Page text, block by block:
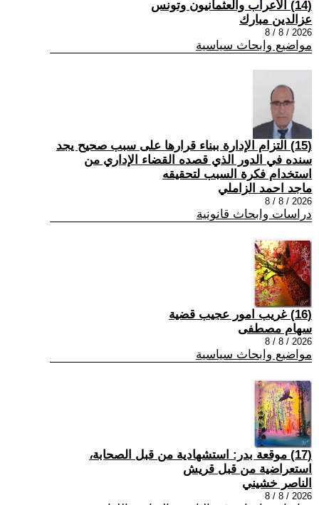
(14) الأعراب والعثمانيون وتونس
عزالدين مبارك
2026 / 8 / 8
مواضيع وابحاث سياسية
(15) التزام الإدارة ببناء قرارها على سبب صحیح یجد
سنده في الدور الذي قصده القضاء الإداري من
استخدام فكرة السبب لتحقیقه
ماجد احمد الزاملي
2026 / 8 / 8
دراسات وابحاث قانونية
(16) غريب امور عجيب قضية
سهام مصطفى
2026 / 8 / 8
مواضيع وابحاث سياسية
(17) موقعة بدر: استشهادية من قبل الصحابة،
استعراضية من قبل قريش
الناصر خشيني
2026 / 8 / 8